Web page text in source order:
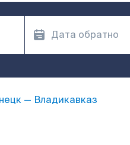
— Владикавказ